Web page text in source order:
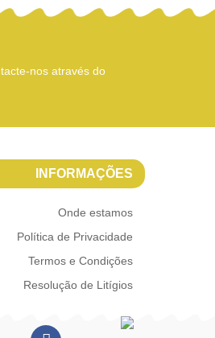
nos através do
INFORMAÇÕES
Onde estamos
Política de Privacidade
Termos e Condições
Resolução de Litígios